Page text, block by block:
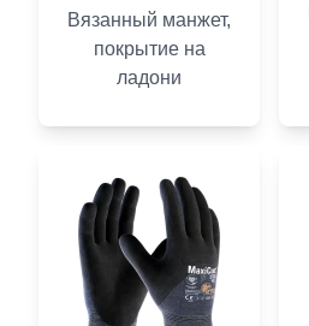
Вязанный манжет,
покрытие на
ладони